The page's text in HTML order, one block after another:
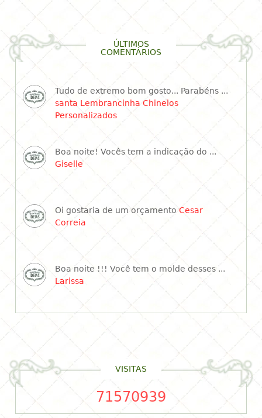
ÚLTIMOS
COMENTÁRIOS
Tudo de extremo bom gosto... Parabéns ...
santa Lembrancinha Chinelos
Personalizados
Boa noite! Vocês tem a indicação do ...
Giselle
Oi gostaria de um orçamentoCesar
Correia
Boa noite !!! Você tem o molde desses ...
Larissa
VISITAS
71570939